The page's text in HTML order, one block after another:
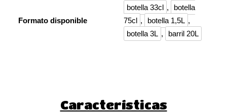
Formato disponible
botella 33cl ,
botella
75cl , botella 1,5L ,
botella 3L , barril 20L
Características